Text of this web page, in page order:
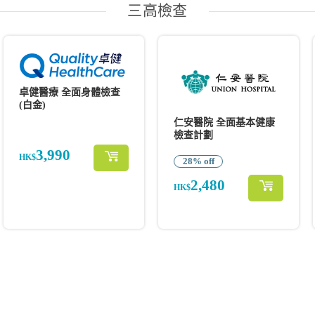
三高檢查
卓健醫療 全面身體檢查
(白金)
HK$3,990
仁安醫院 全面基本健康
檢查計劃
28% off
HK$2,480